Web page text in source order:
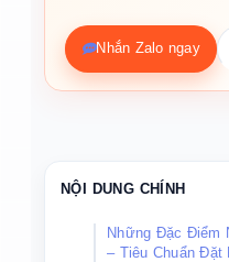
Nhắn Zalo ngay
NỘI DUNG CHÍNH
Những Đặc Điểm
– Tiêu Chuẩn Đặt